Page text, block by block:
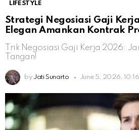
LIFESTYLE
Strategi Negosiasi Gaji
Elegan Amankan Kontrak
Trik Negosiasi Gaji Kerja 2026:
Tangan!
by Jati Sunarto June 5, 2026,